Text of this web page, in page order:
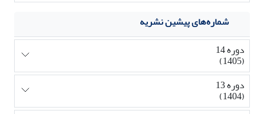
شماره‌های پیشین نشریه
دوره 14
(1405)
دوره 13
(1404)